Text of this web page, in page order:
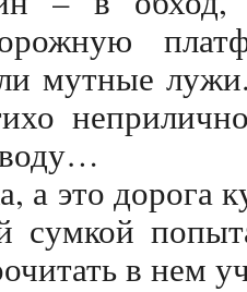
мутные
а это дорога
сумкой
в нем